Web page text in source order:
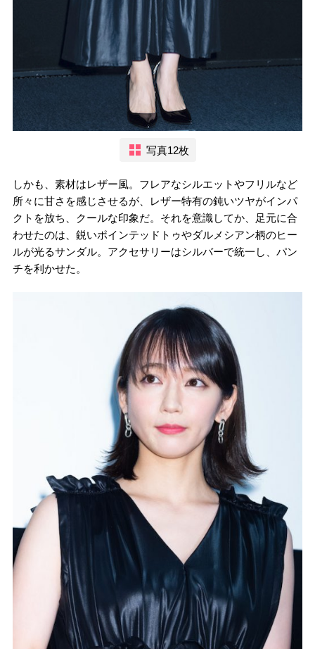
写真12枚
しかも、素材はレザー風。フレアなシルエットやフリルなど
所々に甘さを感じさせるが、レザー特有の鈍いツヤがインパ
クトを放ち、クールな印象だ。それを意識してか、足元に合
わせたのは、鋭いポインテッドトゥやダルメシアン柄のヒー
ルが光るサンダル。アクセサリーはシルバーで統一し、パン
チを利かせた。